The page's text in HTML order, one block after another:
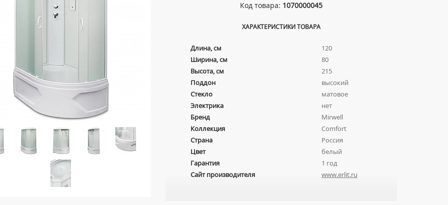
Код товара: 1070000045
ХАРАКТЕРИСТИКИ ТОВАРА
Длина, см
120
Ширина, см
80
Высота, см
215
Поддон
высокий
Стекло
матовое
Электрика
нет
Бренд
Mirwell
Коллекция
Comfort
Страна
Россия
Цвет
белый
Гарантия
1 год
Сайт производителя
www.erlit.ru